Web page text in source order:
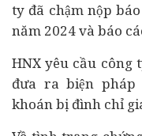
ty đã chậm nộp
năm 2024 và báo
HNX yêu cầu
đưa ra biện
khoán bị đình chỉ